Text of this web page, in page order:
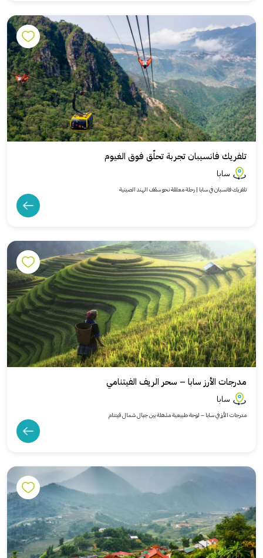
تلفريك فانسيبان تجربة تحلّق فوق الغيوم
سابا
تلفريك فانسبان في سابا | رحلة معلقة نحو سقف الهند الصينية
مدرجات الأرز سابا – سحر الريف الفيتنامي
سابا
مدرجات الأرز في سابا – لوحة طبيعية مذهلة بين جبال شمال فيتنام